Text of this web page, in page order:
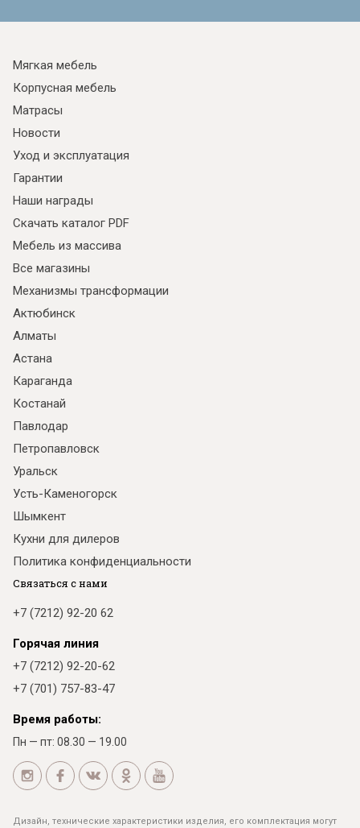
Мягкая мебель
Корпусная мебель
Матрасы
Новости
Уход и эксплуатация
Гарантии
Наши награды
Скачать каталог PDF
Мебель из массива
Все магазины
Механизмы трансформации
Актюбинск
Алматы
Астана
Караганда
Костанай
Павлодар
Петропавловск
Уральск
Усть-Каменогорск
Шымкент
Кухни для дилеров
Политика конфиденциальности
Связаться с нами
+7 (7212) 92-20 62
Горячая линия
+7 (7212) 92-20-62
+7 (701) 757-83-47
Время работы:
Пн — пт: 08.30 — 19.00
Дизайн, технические характеристики изделия, его комплектация могут